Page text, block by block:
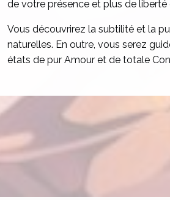
de votre présence et plus de liberté
Vous découvrirez la subtilité et la
naturelles. En outre, vous serez
états de pur Amour et de totale